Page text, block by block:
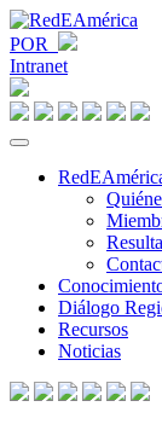
POR
Intranet
Diálogo
Recursos
Noticias